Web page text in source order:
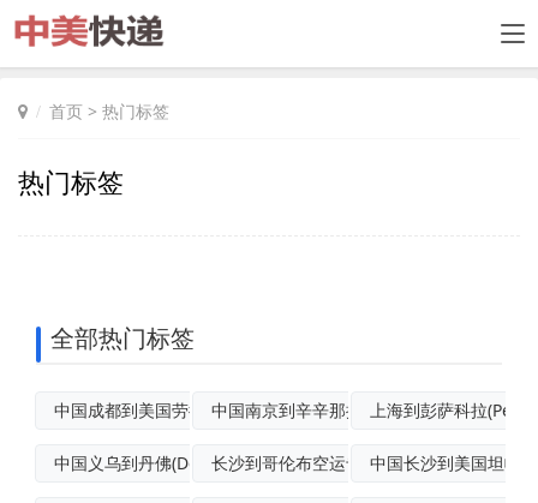
首页 > 热门标签
热门标签
全部热门标签
中国成都到美国劳德代尔堡空运快递中国南京到辛辛那提空运门到门专线
上海到彭萨科拉
中国义乌到丹佛(Denver)优先空运
长沙到哥伦布空运专线中国长沙到美国坦帕